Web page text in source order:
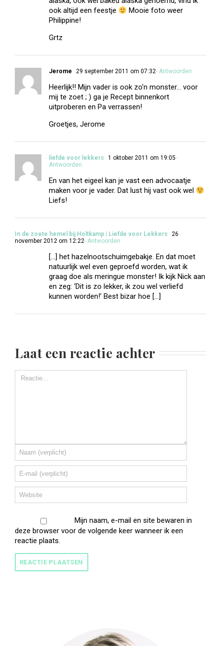
ook altijd een feestje
Mooie foto weer
Philippine!
Grtz
Jerome 29 september 2011 om 07:32- Antwoorden
Heerlijk!! Mijn vader is ook zo'n monster… voor
mij te zoet ; ) ga je Recept binnenkort
uitproberen en Pa verrassen!
Groetjes, Jerome
liefde voor lekkers 1 oktober 2011 om 19:05-
Antwoorden
En van het eigeel kan je vast een advocaatje
maken voor je vader. Dat lust hij vast ook wel
Liefs!
In de zoete hemel bij Holtkamp | Liefde voor Lekkers
26
november 2012 om 12:22- Antwoorden
[…] het hazelnootschuimgebakje. En dat moet
natuurlijk wel even geproefd worden, wat ik
graag doe als meringue monster! Ik kijk Nick aan
en zeg: ‘Dit is zo lekker, ik zou wel verliefd
kunnen worden!’ Best bizar hoe […]
Laat een reactie achter
Mijn naam, e-mail en site bewaren in
deze browser voor de volgende keer wanneer ik een
reactie plaats.